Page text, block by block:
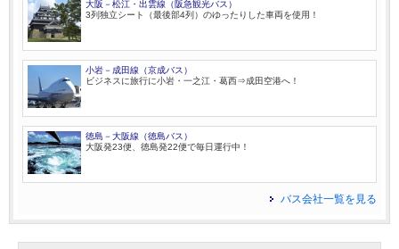
大阪－松江・出雲線（阪急観光バス）
3列独立シート（最後部4列）のゆったりした車両を使用！
小岩－成田線（京成バス）
ビジネスに旅行に小岩・一之江・葛西⇒成田空港へ！
徳島－大阪線（徳島バス）
大阪発23便、徳島発22便で毎日運行中！
バス会社一覧を見る